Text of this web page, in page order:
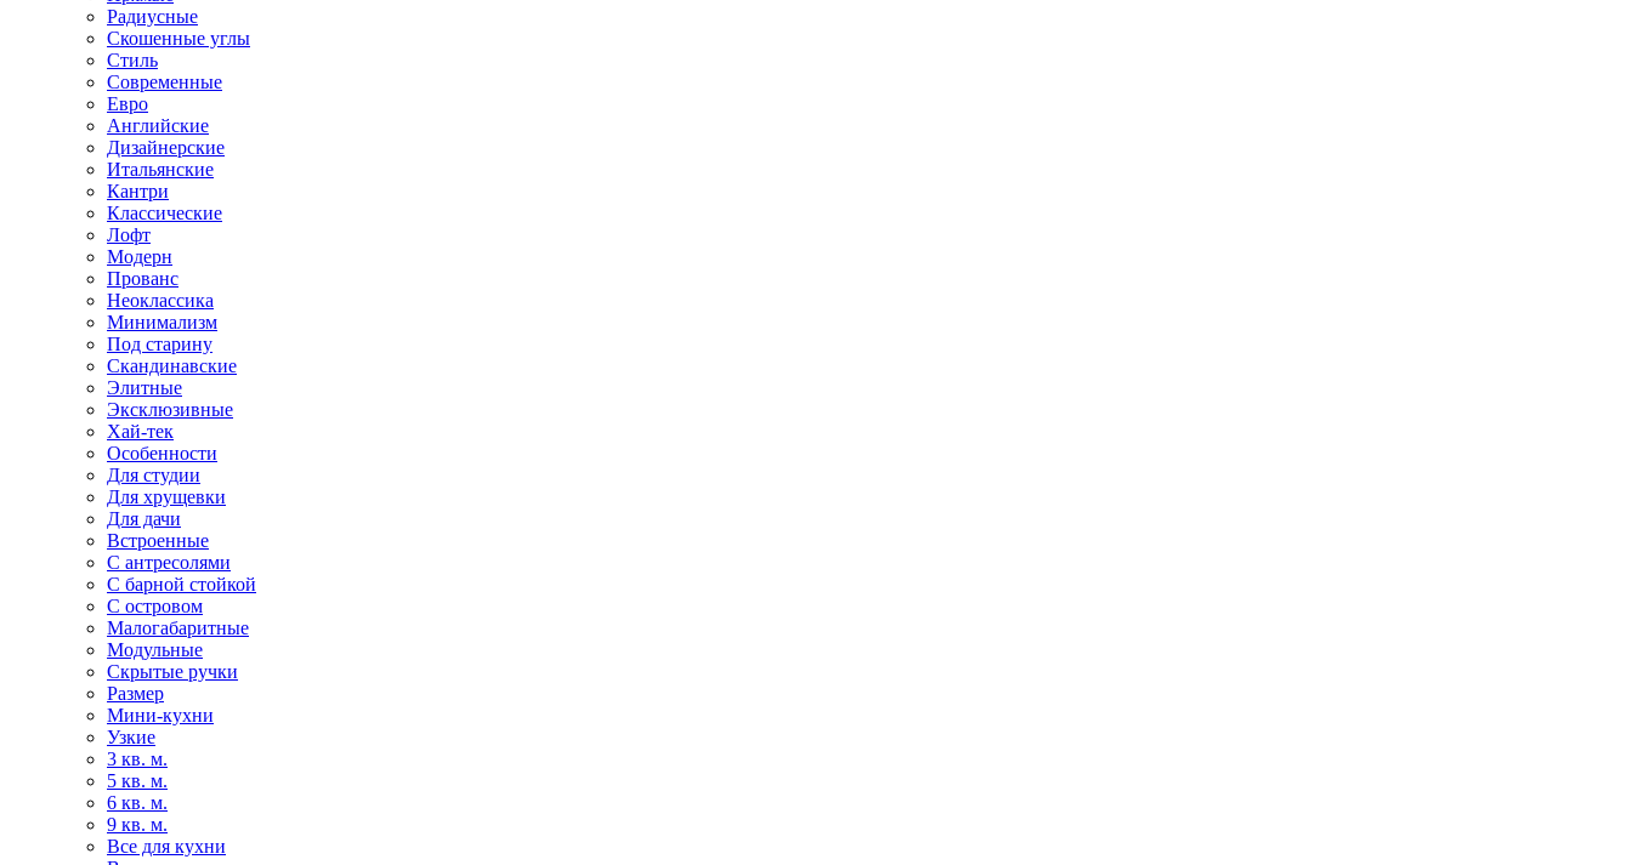
Радиусные
Скошенные углы
Стиль
Современные
Евро
Английские
Дизайнерские
Итальянские
Кантри
Классические
Лофт
Модерн
Прованс
Неоклассика
Минимализм
Под старину
Скандинавские
Элитные
Эксклюзивные
Хай-тек
Особенности
Для студии
Для хрущевки
Для дачи
Встроенные
С антресолями
С барной стойкой
С островом
Малогабаритные
Модульные
Скрытые ручки
Размер
Мини-кухни
Узкие
3 кв. м.
5 кв. м.
6 кв. м.
9 кв. м.
Все для кухни